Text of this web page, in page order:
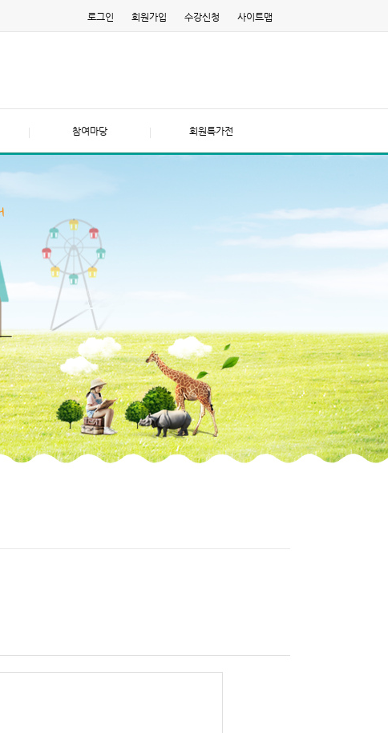
로그인 회원가입 수강신청 사이트맵
참여마당 회원특가전